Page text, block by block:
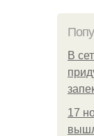
В
17